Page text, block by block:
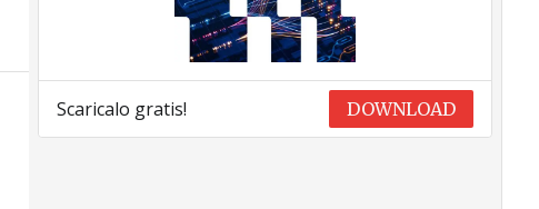
Scaricalo gratis! DOWNLOAD